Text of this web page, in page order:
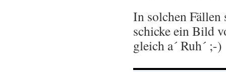
In solchen Fällen
schicke ein Bild
gleich a´ Ruh´ ;-)